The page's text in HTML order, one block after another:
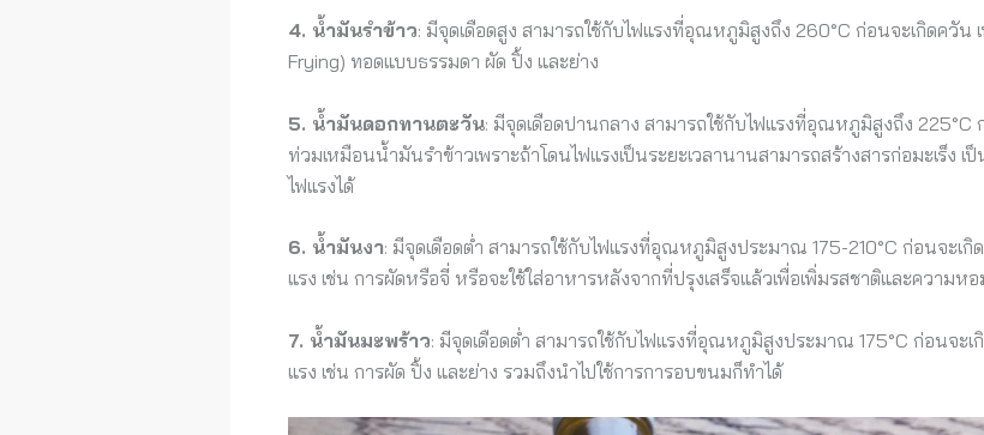
4. น้ำมันรำข้าว: มีจุดเดือดสูง สามารถใช้กับไฟแรงที่อุณหภูมิสูงถึง 260°C ก่อนจะเกิดควั
Frying) ทอดแบบธรรมดา ผัด ปิ้ง และย่าง
5. น้ำมันดอกทานตะวัน: มีจุดเดือดปานกลาง สามารถใช้กับไฟแรงที่อุณหภูมิสูงถึง
ท่วมเหมือนน้ำมันรำข้าวเพราะถ้าโดนไฟแรงเป็นระยะเวลานานสามารถสร้างสารก่อมะเร็ง
ไฟแรงได้
6. น้ำมันงา: มีจุดเดือดต่ำ สามารถใช้กับไฟแรงที่อุณหภูมิสูงประมาณ 175-210°C ก่อนจะเกิ
แรง เช่น การผัดหรือจี่ หรือจะใช้ใส่อาหารหลังจากที่ปรุงเสร็จแล้วเพื่อเพิ่มรสชาติและความห
7. น้ำมันมะพร้าว: มีจุดเดือดต่ำ สามารถใช้กับไฟแรงที่อุณหภูมิสูงประมาณ 175°C ก่อนจะเ
แรง เช่น การผัด ปิ้ง และย่าง รวมถึงนำไปใช้การการอบขนมก็ทำได้